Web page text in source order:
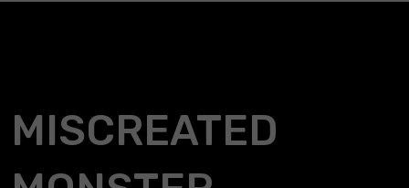
MISCREATED